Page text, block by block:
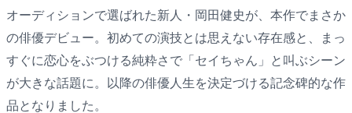
オーディションで選ばれた新人・岡田健史が、本作でまさか
の俳優デビュー。初めての演技とは思えない存在感と、まっ
すぐに恋心をぶつける純粋さで「セイちゃん」と叫ぶシーン
が大きな話題に。以降の俳優人生を決定づける記念碑的な作
品となりました。